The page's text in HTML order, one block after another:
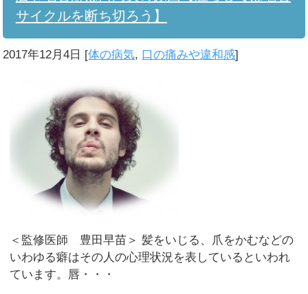
サイクルを断ち切ろう】
2017年12月4日 [体の病気, 口の痛みや違和感]
＜監修医師 豊田早苗＞ 髪をいじる、爪をかむなどの
いわゆる癖はその人の心理状況を表しているといわれ
ています。唇・・・